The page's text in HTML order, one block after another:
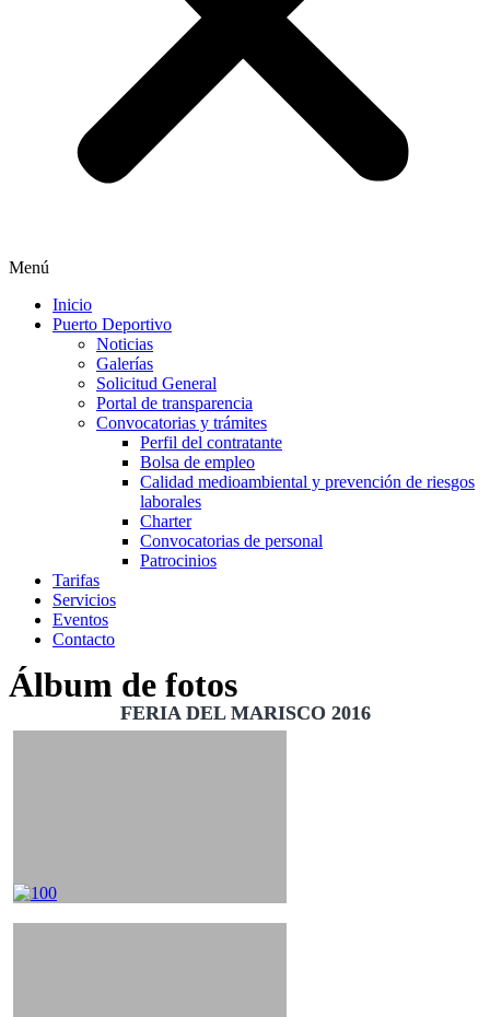
Menú
Inicio
Puerto Deportivo
Noticias
Galerías
Solicitud General
Portal de transparencia
Convocatorias y trámites
Perfil del contratante
Bolsa de empleo
Calidad medioambiental y prevención de riesgos
laborales
Charter
Convocatorias de personal
Patrocinios
Tarifas
Servicios
Eventos
Contacto
Álbum de fotos
FERIA DEL MARISCO 2016